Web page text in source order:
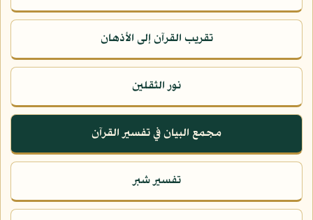
تقريب القرآن إلى الأذهان
نور الثقلين
مجمع البيان في تفسير القرآن
تفسير شبر